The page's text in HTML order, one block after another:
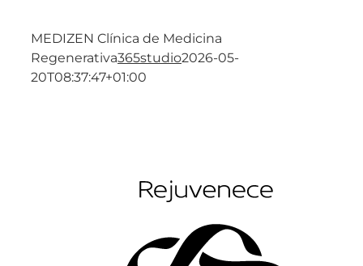
MEDIZEN Clínica de Medicina
Regenerativa365studio2026-05-
20T08:37:47+01:00